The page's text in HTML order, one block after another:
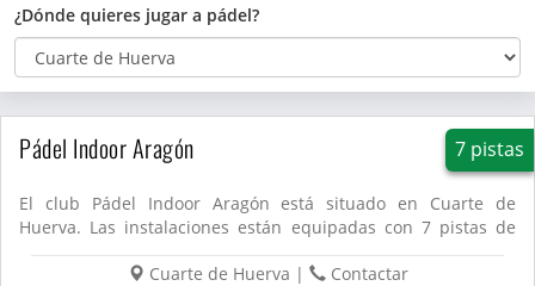
¿Dónde quieres jugar a pádel?
Pádel Indoor Aragón 7 pistas
El club Pádel Indoor Aragón está situado en Cuarte de
Huerva. Las instalaciones están equipadas con 7 pistas de
pádel....
Cuarte de Huerva | Contactar